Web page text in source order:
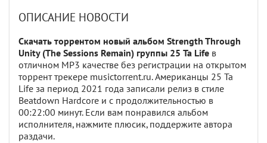
ОПИСАНИЕ НОВОСТИ
Скачать торрентом новый альбом Strength Through
Unity (The Sessions Remain) группы 25 Ta Life в
отличном MP3 качестве без регистрации на открытом
торрент трекере musictorrent.ru. Американцы 25 Ta
Life за период 2021 года записали релиз в стиле
Beatdown Hardcore и с продолжительностью в
00:22:00 минут. Если вам понравился альбом
исполнителя, нажмите плюсик, поддержите автора
раздачи.